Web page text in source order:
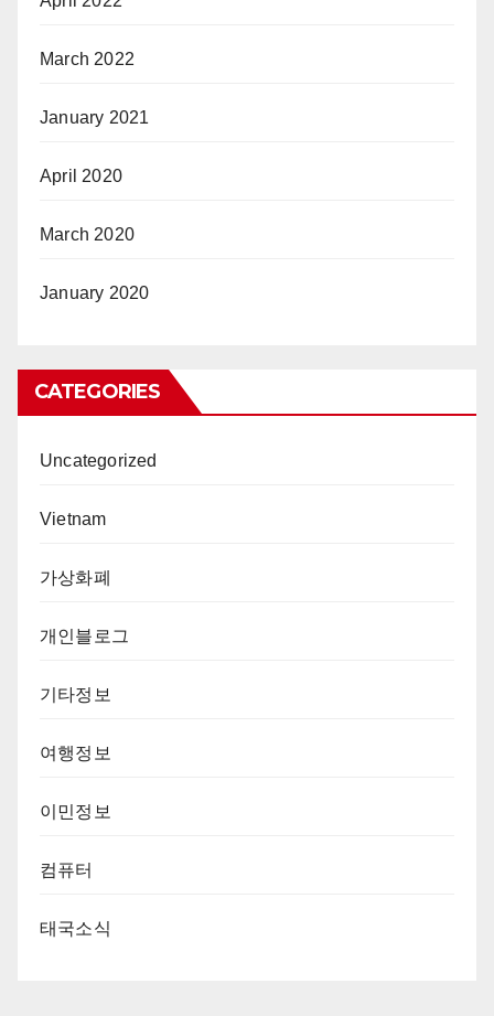
March 2022
January 2021
April 2020
March 2020
January 2020
CATEGORIES
Uncategorized
Vietnam
가상화폐
개인블로그
기타정보
여행정보
이민정보
컴퓨터
태국소식